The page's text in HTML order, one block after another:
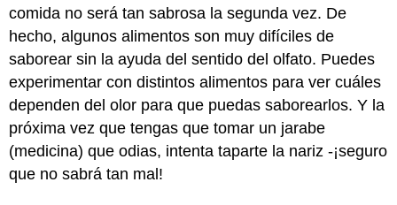
comida no será tan sabrosa la segunda vez. De
hecho, algunos alimentos son muy difíciles de
saborear sin la ayuda del sentido del olfato. Puedes
experimentar con distintos alimentos para ver cuáles
dependen del olor para que puedas saborearlos. Y la
próxima vez que tengas que tomar un jarabe
(medicina) que odias, intenta taparte la nariz -¡seguro
que no sabrá tan mal!